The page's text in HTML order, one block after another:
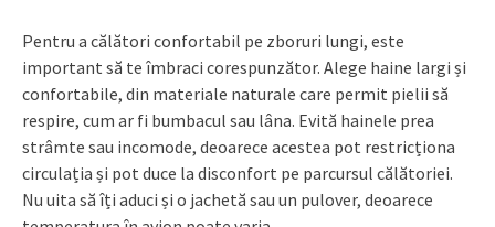
Pentru a călători confortabil pe zboruri lungi, este
important să te îmbraci corespunzător. Alege haine largi și
confortabile, din materiale naturale care permit pielii să
respire, cum ar fi bumbacul sau lâna. Evită hainele prea
strâmte sau incomode, deoarece acestea pot restricționa
circulația și pot duce la disconfort pe parcursul călătoriei.
Nu uita să îți aduci și o jachetă sau un pulover, deoarece